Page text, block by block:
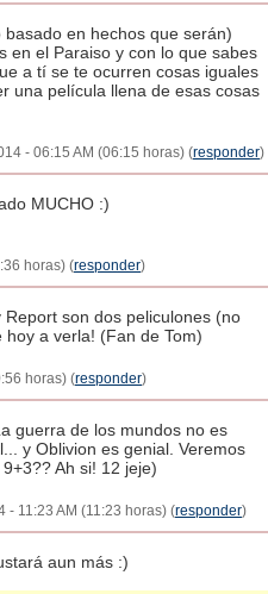
en hechos que serán)
en el Paraiso y con lo que sabes
a tí se te ocurren cosas iguales
una película llena de esas cosas
- 06:15 AM (06:15 horas) (responder)
MUCHO :)
horas) (responder)
son dos peliculones (no
a verla! (Fan de Tom)
horas) (responder)
guerra de los mundos no es
y Oblivion es genial. Veremos
Ah si! 12 jeje)
- 11:23 AM (11:23 horas) (responder)
aun más :)